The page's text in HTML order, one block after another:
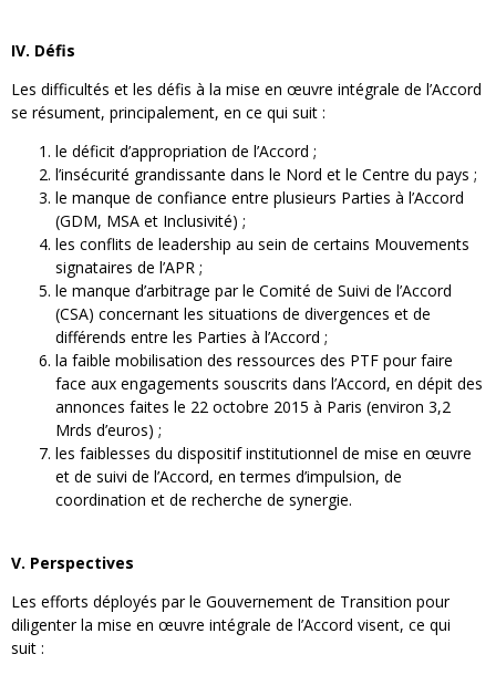
IV. Défis
Les difficultés et les défis à la mise en œuvre intégrale de l’Accord
se résument, principalement, en ce qui suit :
le déficit d’appropriation de l’Accord ;
l’insécurité grandissante dans le Nord et le Centre du pays ;
le manque de confiance entre plusieurs Parties à l’Accord
(GDM, MSA et Inclusivité) ;
les conflits de leadership au sein de certains Mouvements
signataires de l’APR ;
le manque d’arbitrage par le Comité de Suivi de l’Accord
(CSA) concernant les situations de divergences et de
différends entre les Parties à l’Accord ;
la faible mobilisation des ressources des PTF pour faire
face aux engagements souscrits dans l’Accord, en dépit des
annonces faites le 22 octobre 2015 à Paris (environ 3,2
Mrds d’euros) ;
les faiblesses du dispositif institutionnel de mise en œuvre
et de suivi de l’Accord, en termes d’impulsion, de
coordination et de recherche de synergie.
V. Perspectives
Les efforts déployés par le Gouvernement de Transition pour
diligenter la mise en œuvre intégrale de l’Accord visent, ce qui
suit :